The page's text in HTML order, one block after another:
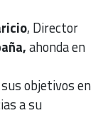
, Director
ahonda en
objetivos en
a su